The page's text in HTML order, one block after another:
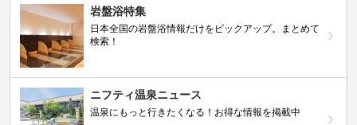
岩盤浴特集
日本全国の岩盤浴情報だけをピックアップ。まとめて
検索！
ニフティ温泉ニュース
温泉にもっと行きたくなる！お得な情報を掲載中